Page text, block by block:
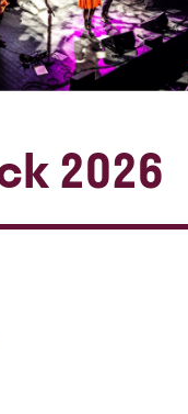
2026